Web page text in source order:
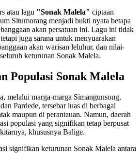
atau lagu "Sonak Malela" ciptaan
Situmorang menjadi bukti nyata betapa
akan persatuan ini. Lagu ini tidak
juga sarana untuk menyuarakan
akan warisan leluhur, dan nilai-
keturunan Sonak Malela.
Populasi Sonak Malela
melalui marga-marga Simangunsong,
Pardede, tersebar luas di berbagai
maupun di perantauan. Namun, daerah
populasi yang signifikan tetap berpusat
khususnya Balige.
signifikan keturunan Sonak Malela antara